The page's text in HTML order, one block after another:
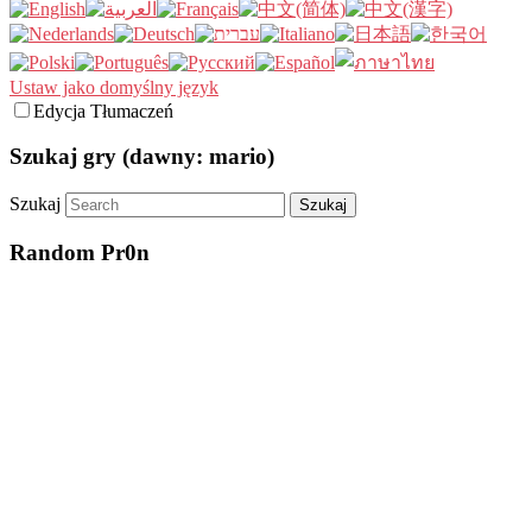
Ustaw jako domyślny język
Edycja Tłumaczeń
Szukaj gry (dawny: mario)
Szukaj
Random Pr0n